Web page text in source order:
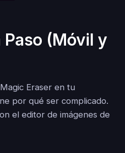
Paso (Móvil y
Eraser en tu
por qué ser complicado.
el editor de imágenes de